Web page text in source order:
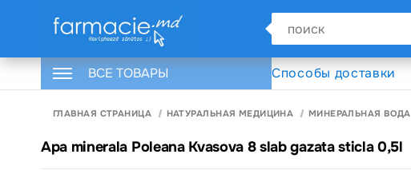
ВСЕ ТОВАРЫ Способы доставки
ГЛАВНАЯ СТРАНИЦА НАТУРАЛЬНАЯ МЕДИЦИНА МИНЕРАЛЬНАЯ ВОДА
Apa minerala Poleana Kvasova 8 slab gazata sticla 0,5l